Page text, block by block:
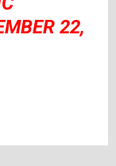
22,